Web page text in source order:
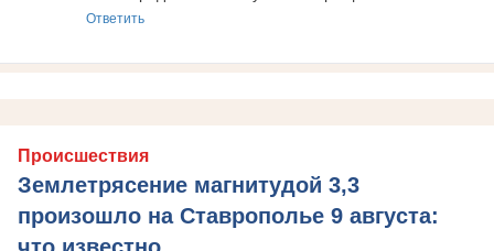
Ответить
Происшествия
Землетрясение магнитудой 3,3
произошло на Ставрополье 9 августа: